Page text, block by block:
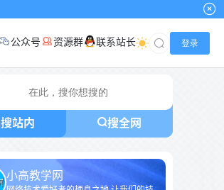
公众号 资源群 联系站长 登录
搜站内 搜全网
小高教学网